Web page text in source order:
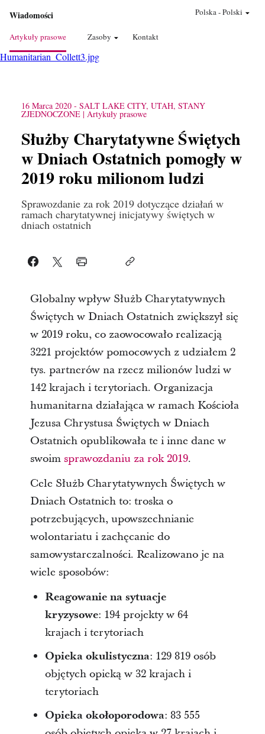
Wiadomości
Artykuły prasowe Zasoby Kontakt
Polska-Polski
Humanitarian_Collett3.jpg
16 Marca 2020 - SALT LAKE CITY, UTAH, STANY
ZJEDNOCZONE Artykuły prasowe
Służby Charytatywne Świętych
w Dniach Ostatnich pomogły w
2019 roku milionom ludzi
Sprawozdanie za rok 2019 dotyczące działań w
ramach charytatywnej inicjatywy świętych w
dniach ostatnich
Globalny wpływ Służb Charytatywnych
Świętych w Dniach Ostatnich zwiększył się
w 2019 roku, co zaowocowało realizacją
3221 projektów pomocowych z udziałem 2
tys. partnerów na rzecz milionów ludzi w
142 krajach i terytoriach. Organizacja
humanitarna działająca w ramach Kościoła
Jezusa Chrystusa Świętych w Dniach
Ostatnich opublikowała te i inne dane w
swoim sprawozdaniu za rok 2019.
Cele Służb Charytatywnych Świętych w
Dniach Ostatnich to: troska o
potrzebujących, upowszechnianie
wolontariatu i zachęcanie do
samowystarczalności. Realizowano je na
wiele sposobów:
Reagowanie na sytuacje
kryzysowe: 194 projekty w 64
krajach i terytoriach
Opieka okulistyczna: 129 819 osób
objętych opieką w 32 krajach i
terytoriach
Opieka okołoporodowa: 83 555